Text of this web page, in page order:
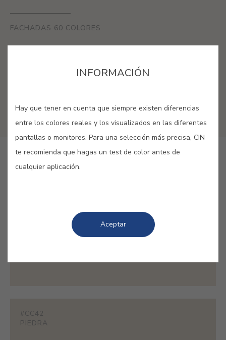
FACHADAS 60 COLORES
nacional, son 60 colores ajustados a la demanda
#CC40
ALMENDRA
#CC42
PIEDRA
INFORMACIÓN
Hay que tener en cuenta que siempre existen diferencias
entre los colores reales y los visualizados en las diferentes
pantallas o monitores. Para una selección más precisa, CIN
te recomienda que hagas un test de color antes de
cualquier aplicación.
Aceptar